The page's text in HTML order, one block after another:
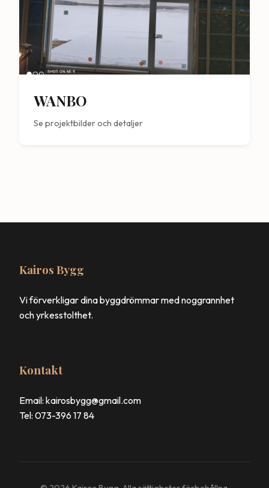
WANBO
Se projektbilder och detaljer
Kairos Bygg
Vi förverkligar dina byggdrömmar med noggrannhet
och yrkesstolthet.
Kontakt
Email: kairosbygg@gmail.com
Tel: 073-396 17 84